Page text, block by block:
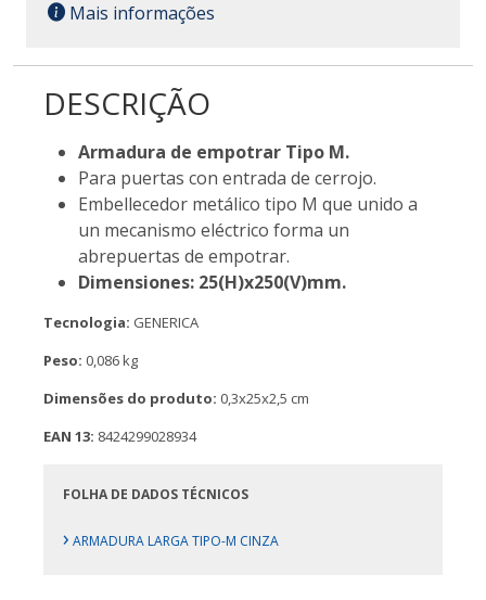
Mais informações
DESCRIÇÃO
Armadura de empotrar Tipo M.
Para puertas con entrada de cerrojo.
Embellecedor metálico tipo M que unido a
un mecanismo eléctrico forma un
abrepuertas de empotrar.
Dimensiones: 25(H)x250(V)mm.
Tecnologia: GENERICA
Peso: 0,086 kg
Dimensões do produto: 0,3x25x2,5 cm
EAN 13: 8424299028934
FOLHA DE DADOS TÉCNICOS
› ARMADURA LARGA TIPO-M CINZA